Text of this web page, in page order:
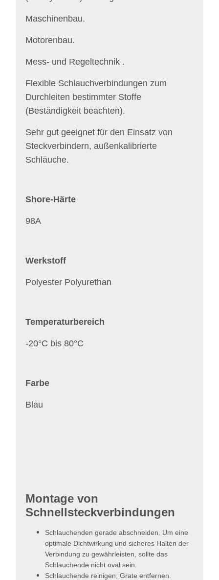
Maschinenbau.
Motorenbau.
Mess- und Regeltechnik .
Flexible Schlauchverbindungen zum
Durchleiten bestimmter Stoffe
(Beständigkeit beachten).
Sehr gut geeignet für den Einsatz von
Steckverbindern, außenkalibrierte
Schläuche.
Shore-Härte
98A
Werkstoff
Polyester Polyurethan
Temperaturbereich
-20°C bis 80°C
Farbe
Blau
Montage von
Schnellsteckverbindungen
Schlauchenden gerade abschneiden. Um eine
optimale Dichtwirkung und sicheres Halten der
Verbindung zu gewährleisten, sollte das
Schlauchende nicht oval sein.
Schlauchende reinigen, Grate entfernen.